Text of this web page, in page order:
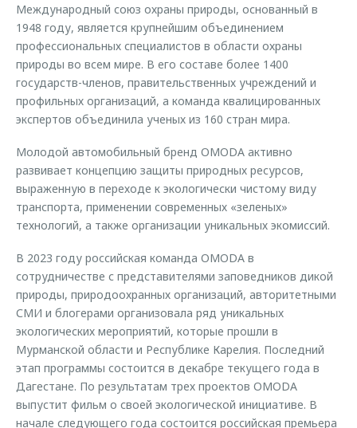
Международный союз охраны природы, основанный в
1948 году, является крупнейшим объединением
профессиональных специалистов в области охраны
природы во всем мире. В его составе более 1400
государств-членов, правительственных учреждений и
профильных организаций, а команда квалицированных
экспертов объединила ученых из 160 стран мира.
Молодой автомобильный бренд OMODA активно
развивает концепцию защиты природных ресурсов,
выраженную в переходе к экологически чистому виду
транспорта, применении современных «зеленых»
технологий, а также организации уникальных экомиссий.
В 2023 году российская команда OMODA в
сотрудничестве с представителями заповедников дикой
природы, природоохранных организаций, авторитетными
СМИ и блогерами организовала ряд уникальных
экологических мероприятий, которые прошли в
Мурманской области и Республике Карелия. Последний
этап программы состоится в декабре текущего года в
Дагестане. По результатам трех проектов OMODA
выпустит фильм о своей экологической инициативе. В
начале следующего года состоится российская премьера